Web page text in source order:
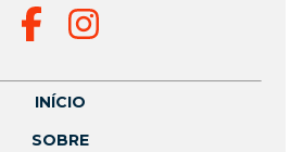
INÍCIO
SOBRE